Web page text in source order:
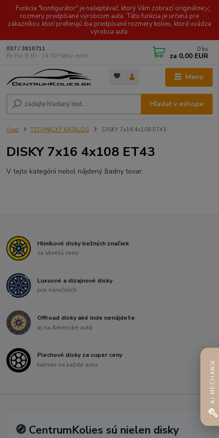
Funkcia "konfigurátor" je našeptávač, ktorý Vám zobrazí originálne
rozmery predpísané výrobcom auta. Táto funkcia je určená pre
zákazníkov, ktorí preferujú iba predpísané rozmery kolies, ktoré uvádza
výrobca auta.
Menu
Hľadať v eshope
037 / 3810711
Po-Pia 9.30 - 14.00 *letný režim
0 ks
za 0,00 EUR
Úvod TECHNICKÝ KATALÓG DISKY 7x16 4x108 ET43
DISKY 7x16 4x108 ET43
V tejto kategórii nebol nájdený žiadny tovar.
Hliníkové disky bežných značiek
za skvelú cenu
Luxusné a dizajnové disky
pre náročných
Offroad disky aké inde nenájdete
aj na Americké autá
Plechové disky za super ceny
takmer na každé auto
🧭 CentrumKolies sú nielen disky
AI MECHANIK